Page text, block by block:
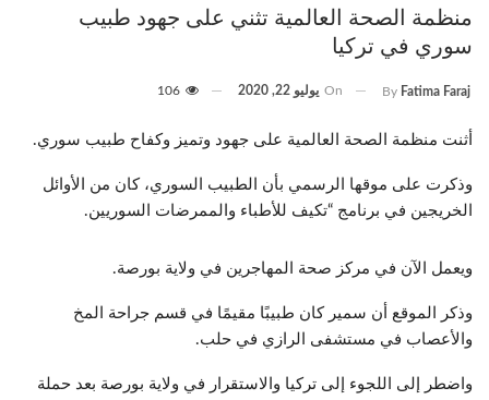
منظمة الصحة العالمية تثني على جهود طبيب
سوري في تركيا
By Fatima Faraj
On يوليو 22, 2020
أثنت منظمة الصحة العالمية على جهود وتميز وكفاح طبيب سوري.
وذكرت على موقها الرسمي بأن الطبيب السوري، كان من الأوائل
الخريجين في برنامج “تكيف للأطباء والممرضات السوريين.
ويعمل الآن في مركز صحة المهاجرين في ولاية بورصة.
وذكر الموقع أن سمير كان طبيبًا مقيمًا في قسم جراحة المخ
والأعصاب في مستشفى الرازي في حلب.
واضطر إلى اللجوء إلى تركيا والاستقرار في ولاية بورصة بعد حملة